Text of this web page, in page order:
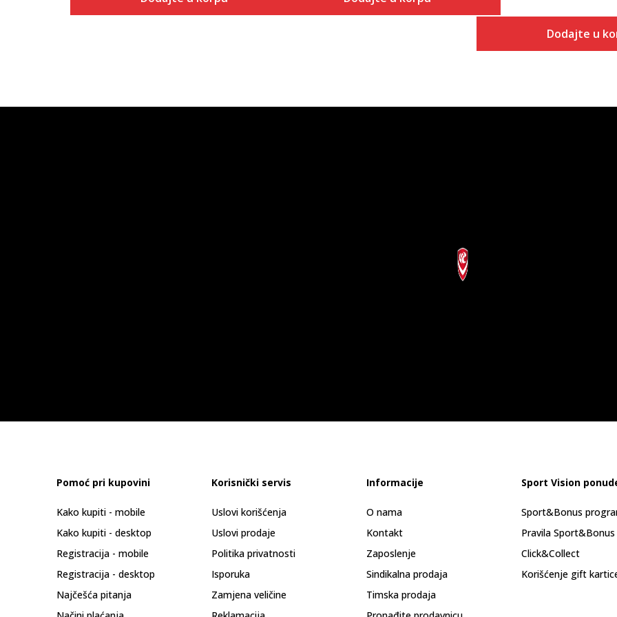
Dodajte u
Pomoć pri kupovini
Kako kupiti - mobile
Kako kupiti - desktop
Registracija - mobile
Registracija - desktop
Najčešća pitanja
Korisnički servis
Uslovi korišćenja
Uslovi prodaje
Politika privatnosti
Isporuka
Zamjena veličine
Informacije
O nama
Kontakt
Zaposlenje
Sindikalna prodaja
Timska prodaja
Sport Vision
Sport&Bonus
Pravila
Click&Collect
Korišćenje gift